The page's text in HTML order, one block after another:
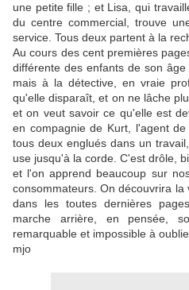
une petite fille ; et Lisa, qui
du centre commercial, trouve
service. Tous deux partent à la
Au cours des cent premières
différente des enfants de son
mais à la détective, en vraie
qu'elle disparaît, et on ne lâche
et on veut savoir ce qu'elle est
en compagnie de Kurt, l'agent
tous deux englués dans un
use jusqu'à la corde. C'est drôle,
et l'on apprend beaucoup sur
consommateurs. On découvrira la
dans les toutes dernières
marche arrière, en pensée,
remarquable et impossible à
mjo